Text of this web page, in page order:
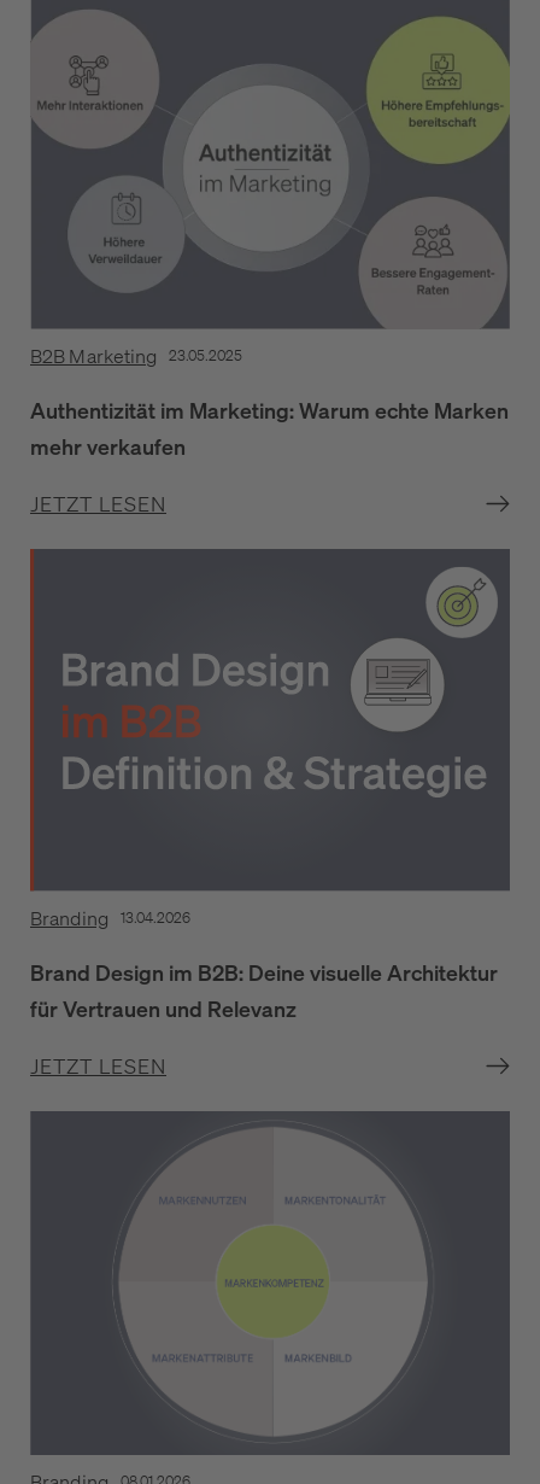
B2B Marketing 23.05.2025
Authentizität im Marketing: Warum echte Marken
mehr verkaufen
JETZT LESEN
Branding 13.04.2026
Brand Design im B2B: Deine visuelle Architektur
für Vertrauen und Relevanz
JETZT LESEN